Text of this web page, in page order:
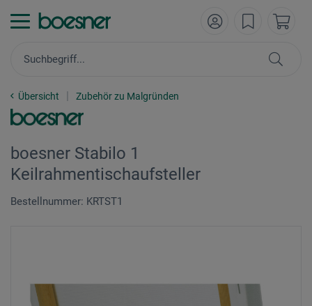
Übersicht Zubehör zu Malgründen
boesner Stabilo 1
Keilrahmentischaufsteller
Bestellnummer: KRTST1